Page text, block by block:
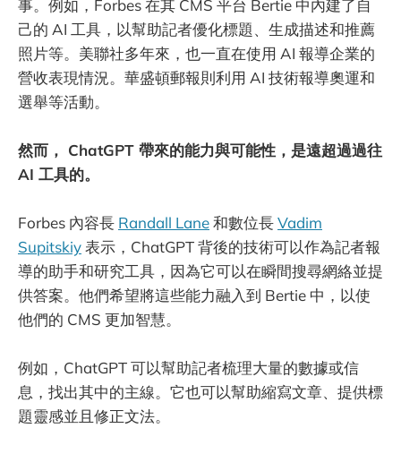
事。例如，Forbes 在其 CMS 平台 Bertie 中內建了自
己的 AI 工具，以幫助記者優化標題、生成描述和推薦
照片等。美聯社多年來，也一直在使用 AI 報導企業的
營收表現情況。華盛頓郵報則利用 AI 技術報導奧運和
選舉等活動。
然而， ChatGPT 帶來的能力與可能性，是遠超過過往
AI 工具的。
Forbes 內容長 Randall Lane和數位長Vadim
Supitskiy表示，ChatGPT 背後的技術可以作為記者報
導的助手和研究工具，因為它可以在瞬間搜尋網絡並提
供答案。他們希望將這些能力融入到 Bertie 中，以使
他們的 CMS 更加智慧。
例如，ChatGPT 可以幫助記者梳理大量的數據或信
息，找出其中的主線。它也可以幫助縮寫文章、提供標
題靈感並且修正文法。